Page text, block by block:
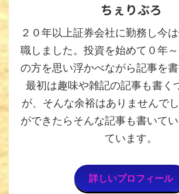
ちぇりぶろ
２０年以上証券会社に勤務し今
職しました。投資を始めて０年
の方を思い浮かべながら記事を書
最初は趣味や雑記の記事も書く
が、そんな余裕はありませんで
ができたらそんな記事も書いて
ています。
詳しいプロフィール